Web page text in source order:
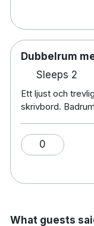
Dubbelrum
Sleeps 2
Ett ljust och
skrivbord.
0
What guests